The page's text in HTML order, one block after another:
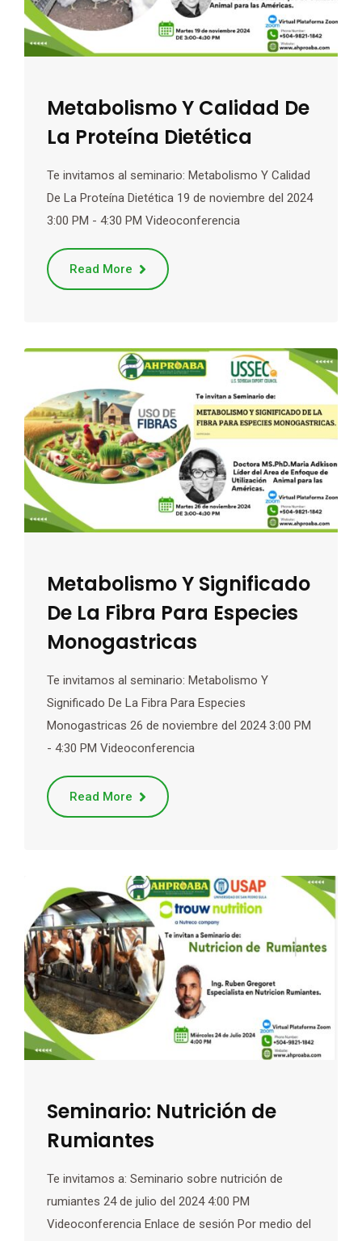
Metabolismo Y Calidad De
La Proteína Dietética
Te invitamos al seminario: Metabolismo Y Calidad
De La Proteína Dietética 19 de noviembre del 2024
3:00 PM - 4:30 PM Videoconferencia
Read More
Metabolismo Y Significado
De La Fibra Para Especies
Monogastricas
Te invitamos al seminario: Metabolismo Y
Significado De La Fibra Para Especies
Monogastricas 26 de noviembre del 2024 3:00 PM
- 4:30 PM Videoconferencia
Read More
Seminario: Nutrición de
Rumiantes
Te invitamos a: Seminario sobre nutrición de
rumiantes 24 de julio del 2024 4:00 PM
Videoconferencia Enlace de sesión Por medio del